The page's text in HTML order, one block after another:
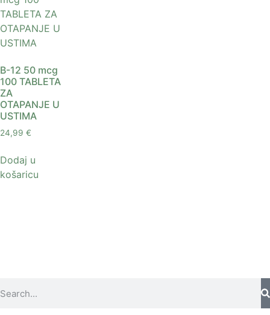
B-12 50 mcg
100 TABLETA
ZA
OTAPANJE U
USTIMA
24,99 €
Dodaj u
košaricu